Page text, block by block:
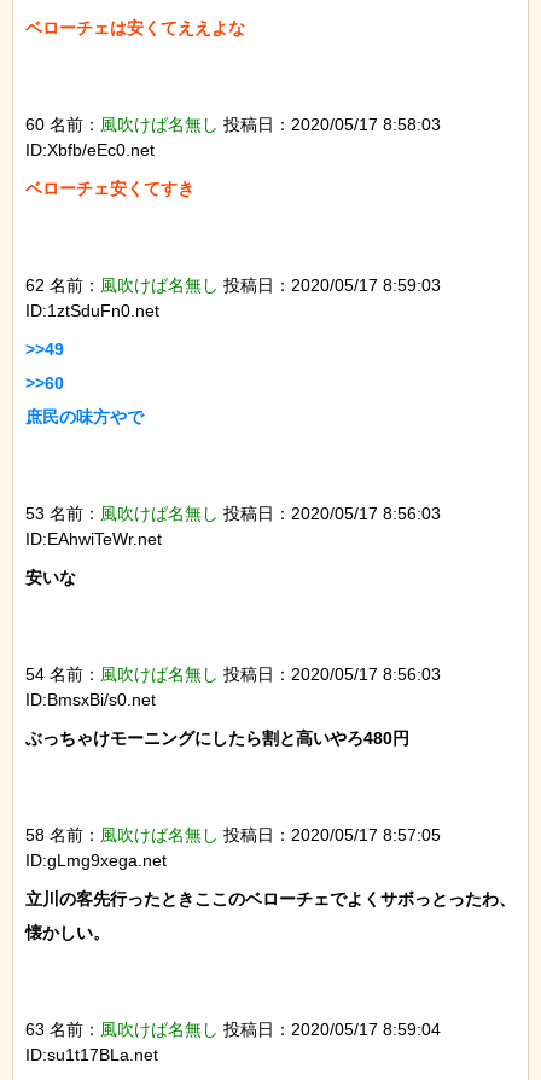
ベローチェは安くてええよな
60 名前： 風吹けば名無し 投稿日：2020/05/17 8:58:03
ID:Xbfb/eEc0.net
ベローチェ安くてすき
62 名前： 風吹けば名無し 投稿日：2020/05/17 8:59:03
ID:1ztSduFn0.net
>>49
>>60
庶民の味方やで
53 名前： 風吹けば名無し 投稿日：2020/05/17 8:56:03
ID:EAhwiTeWr.net
安いな
54 名前： 風吹けば名無し 投稿日：2020/05/17 8:56:03
ID:BmsxBi/s0.net
ぶっちゃけモーニングにしたら割と高いやろ480円
58 名前： 風吹けば名無し 投稿日：2020/05/17 8:57:05
ID:gLmg9xega.net
立川の客先行ったときここのベローチェでよくサボっとったわ、
懐かしい。
63 名前： 風吹けば名無し 投稿日：2020/05/17 8:59:04
ID:su1t17BLa.net